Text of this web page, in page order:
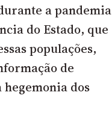
a pandemia
do Estado, que
populações,
de
dos